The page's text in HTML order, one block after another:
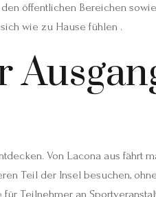
öffentlichen Bereichen
wie zu Hause fühlen .
Von Lacona aus fährt
Teil der Insel besuchen,
Teilnehmer an